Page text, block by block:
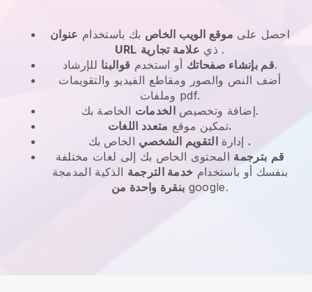
احصل على موقع الويب الخاص بك باستخدام عنوان
URL
ذي علامة تجارية
.
قم بإنشاء صفحاتك أو استخدم قوالبنا
للإرشاد.
أضف النص والصور ومقاطع الفيديو والتقويمات
وملفات pdf.
إضافة وتخصيصالخدمات
الخاصة بك.
تمكين موقعمتعدد اللغات.
إدارةالتقويم الشخصي
.
قم بترجمة المحتوى الخاص بك إلى لغات مختلفة
بنفسك أو باستخدام خدمة الترجمة الذكية المدمجة
بنقرة واحدة من google.